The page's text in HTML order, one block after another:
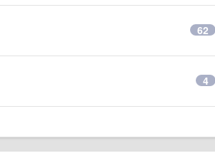
62
4